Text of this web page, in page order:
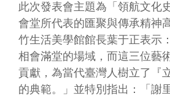
台
意
見
信
箱
此次發表會主題為「領航文化
會堂所代表的匯聚與傳承精神
竹生活美學館館長葉于正表示
相會滿堂的場域，而這三位藝
貢獻，為當代臺灣人樹立了『
的典範。」並特別指出：「謝